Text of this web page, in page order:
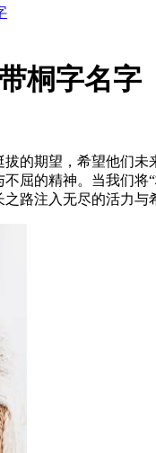
桐字名字
的期望，希望他们
屈的精神。当我们
路注入无尽的活力与